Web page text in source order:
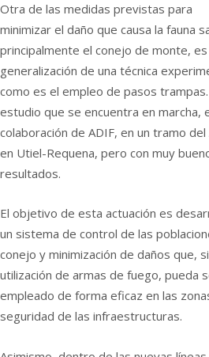
Otra de las medidas previstas para
minimizar el daño que causa la fauna
principalmente el conejo de monte, es
generalización de una técnica
como es el empleo de pasos trampas.
estudio que se encuentra en marcha,
colaboración de ADIF, en un tramo del
en Utiel-Requena, pero con muy
resultados.
El objetivo de esta actuación es
un sistema de control de las
conejo y minimización de daños que,
utilización de armas de fuego, pueda
empleado de forma eficaz en las
seguridad de las infraestructuras.